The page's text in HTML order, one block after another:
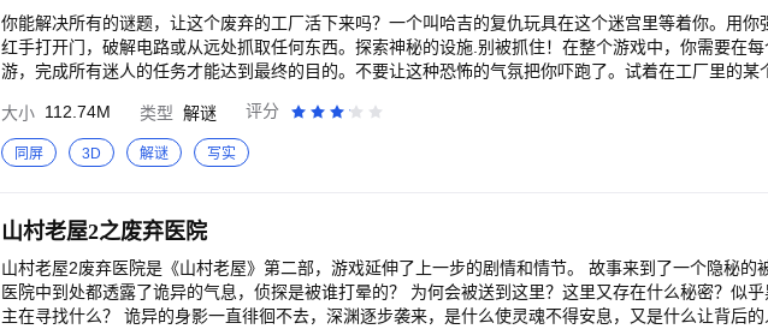
你能解决所有的谜题，让这个废弃的工厂活下来吗？一个叫哈吉的复仇玩具在这个迷宫里等着你。用你
红手打开门，破解电路或从远处抓取任何东西。探索神秘的设施.别被抓住！在整个游戏中，你需要在
游，完成所有迷人的任务才能达到最终的目的。不要让这种恐怖的气氛把你吓跑了。试着在工厂里的某
趣和恐怖开始！
大小 112.74M 类型 解谜 评分
同屏 3D 解谜 写实
山村老屋2之废弃医院
山村老屋2废弃医院是《山村老屋》第二部，游戏延伸了上一步的剧情和情节。 故事来到了一个隐秘的
医院中到处都透露了诡异的气息，侦探是被谁打晕的？ 为何会被送到这里？这里又存在什么秘密？似
主在寻找什么？ 诡异的身影一直徘徊不去，深渊逐步袭来，是什么使灵魂不得安息，又是什么让背后的